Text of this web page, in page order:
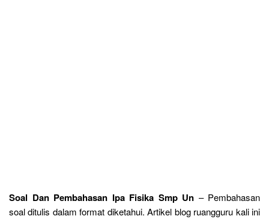
Soal Dan Pembahasan Ipa Fisika Smp Un – Pembahasan
soal ditulis dalam format diketahui. Artikel blog ruangguru kali ini